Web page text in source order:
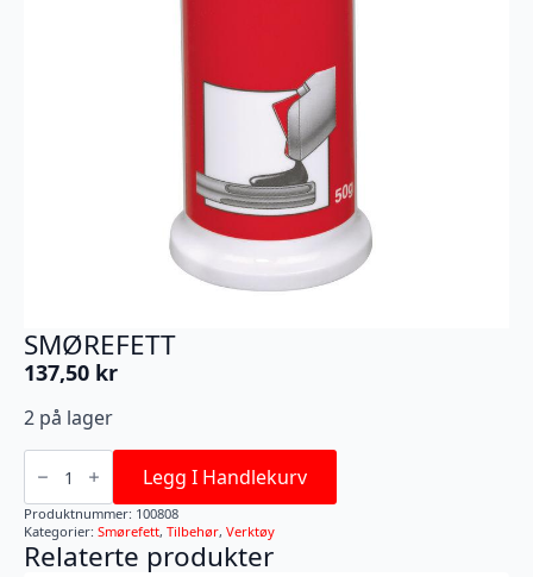
SMØREFETT
137,50 kr
2 på lager
SMØREFETT
antall Legg I Handlekurv
Produktnummer: 100808
Kategorier: Smørefett, Tilbehør, Verktøy
Relaterte produkter